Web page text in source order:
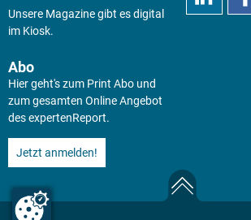
Unsere Magazine gibt es digital
im Kiosk.
Abo
Hier geht's zum Print Abo und
zum gesamten Online Angebot
des expertenReport.
Jetzt anmelden!